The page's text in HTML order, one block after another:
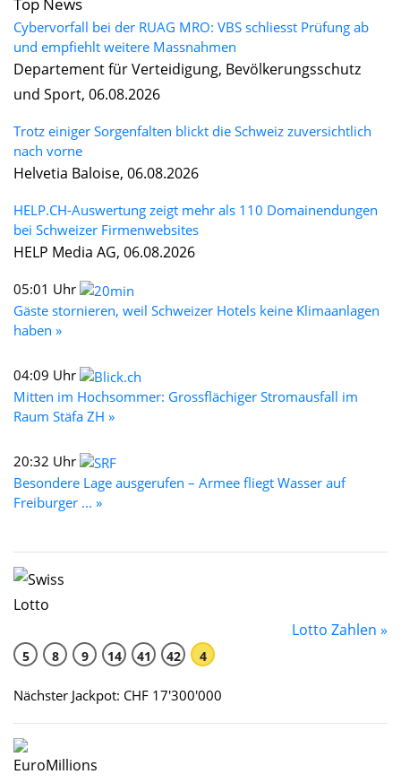
Cybervorfall bei der RUAG MRO: VBS schliesst Prüfung ab
und empfiehlt weitere Massnahmen
Departement für Verteidigung, Bevölkerungsschutz
und Sport, 06.08.2026
Trotz einiger Sorgenfalten blickt die Schweiz zuversichtlich
nach vorne
Helvetia Baloise, 06.08.2026
HELP.CH-Auswertung zeigt mehr als 110 Domainendungen
bei Schweizer Firmenwebsites
HELP Media AG, 06.08.2026
05:01 Uhr
Gäste stornieren, weil Schweizer Hotels keine Klimaanlagen
haben »
04:09 Uhr
Mitten im Hochsommer: Grossflächiger Stromausfall im
Raum Stäfa ZH »
20:32 Uhr
Besondere Lage ausgerufen – Armee fliegt Wasser auf
Freiburger ... »
Lotto Zahlen »
5 8 9 14 41 42 4
Nächster Jackpot: CHF 17'300'000